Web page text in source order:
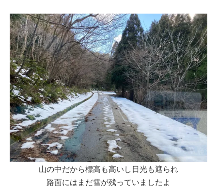
山の中だから標高も高いし日光も遮られ
路面にはまだ雪が残っていましたよ